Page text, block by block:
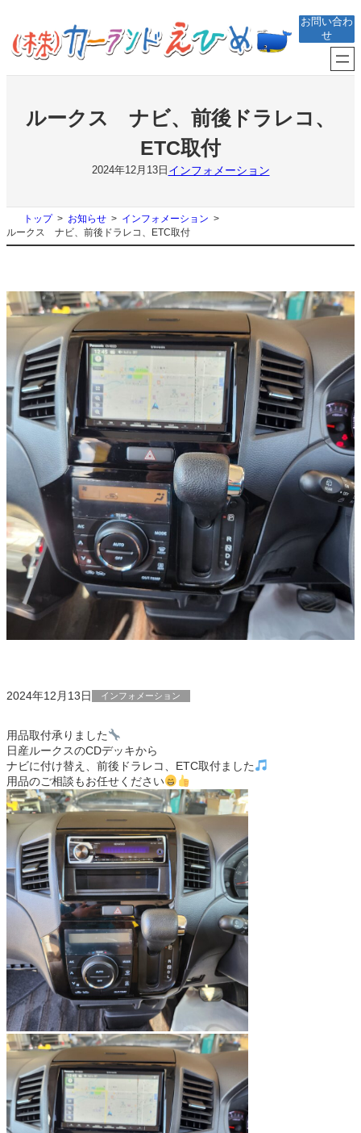
を
ス
キ
お問い合わ
せ
ルークス ナビ、前後ドラレコ、
ETC取付
2024年12月13日 インフォメーション
トップ お知らせ
インフォメーション
ルークス ナビ、前後ドラレコ、ETC取付
2024年12月13日 インフォメーション
用品取付承りました
日産ルークスのCDデッキから
ナビに付け替え、前後ドラレコ、ETC取付ました
用品のご相談もお任せください